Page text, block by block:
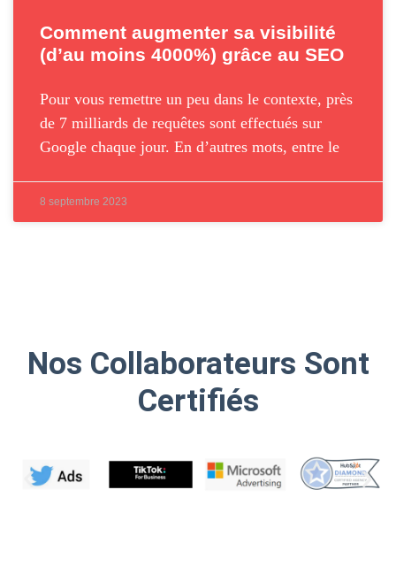
Comment augmenter sa visibilité
(d’au moins 4000%) grâce au SEO
Pour vous remettre un peu dans le contexte, près
de 7 milliards de requêtes sont effectués sur
Google chaque jour. En d’autres mots, entre le
8 septembre 2023
Nos Collaborateurs Sont
Certifiés